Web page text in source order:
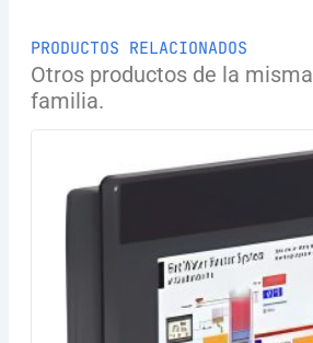
PRODUCTOS RELACIONADOS
Otros productos de la misma
familia.